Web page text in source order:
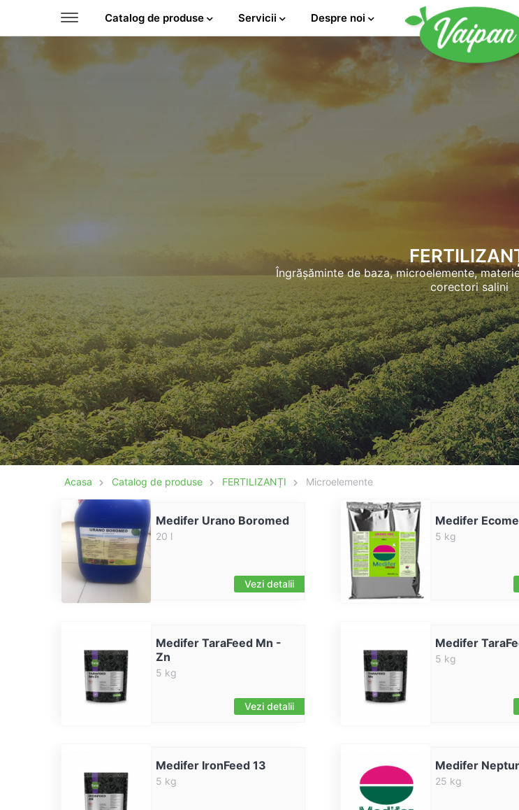
Catalog de produse Servicii Despre noi
Îngrășăminte de baza, microelemente,
corectori salini
Acasa Catalog de produse FERTILIZANȚI Microelemente
Medifer Urano Boromed
20 l
Vezi detalii
Medifer
5 kg
Medifer TaraFeed Mn -
Zn
5 kg
Vezi detalii
Medifer
5 kg
Medifer IronFeed 13
5 kg
Medifer
25 kg